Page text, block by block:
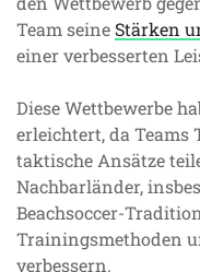
Team seine Stärken
einer verbesserten
Diese Wettbewerbe
erleichtert, da
taktische Ansätze
Nachbarländer,
Beachsoccer-
Trainingsmethoden
verbessern.